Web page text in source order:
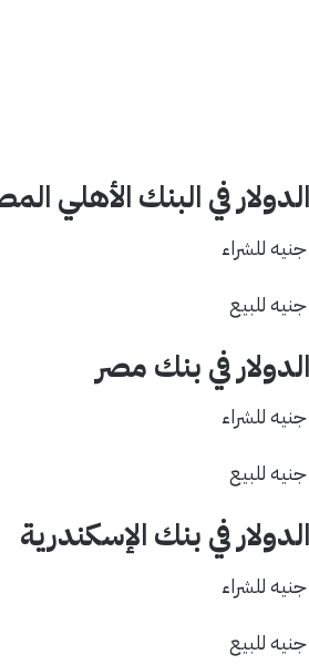
في البنك الأهلي
في بنك مصر
في بنك الإسكندرية